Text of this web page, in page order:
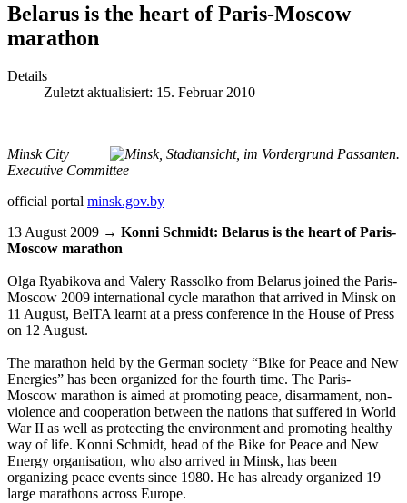
Belarus is the heart of Paris-Moscow
marathon
Details
Zuletzt aktualisiert: 15. Februar 2010
Minsk City
Executive Committee
official portal minsk.gov.by
13 August 2009 → Konni Schmidt: Belarus is the heart of Paris-
Moscow marathon
Olga Ryabikova and Valery Rassolko from Belarus joined the Paris-
Moscow 2009 international cycle marathon that arrived in Minsk on
11 August, BelTA learnt at a press conference in the House of Press
on 12 August.
The marathon held by the German society “Bike for Peace and New
Energies” has been organized for the fourth time. The Paris-
Moscow marathon is aimed at promoting peace, disarmament, non-
violence and cooperation between the nations that suffered in World
War II as well as protecting the environment and promoting healthy
way of life. Konni Schmidt, head of the Bike for Peace and New
Energy organisation, who also arrived in Minsk, has been
organizing peace events since 1980. He has already organized 19
large marathons across Europe.